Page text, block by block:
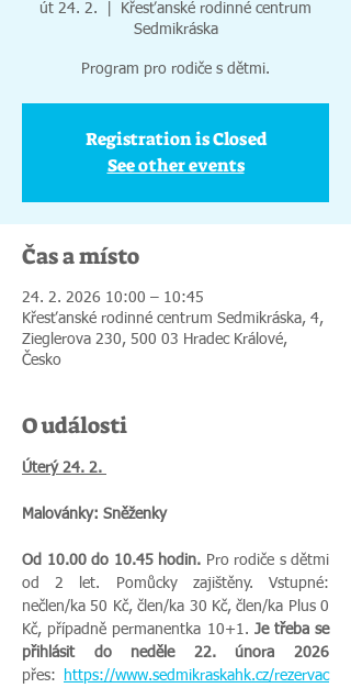
út 24. 2.
Křesťanské rodinné centrum
Sedmikráska
Program pro rodiče s dětmi.
Registration is Closed
See other events
Čas a místo
24. 2. 2026 10:00 – 10:45
Křesťanské rodinné centrum Sedmikráska, 4,
Zieglerova 230, 500 03 Hradec Králové,
Česko
O události
Úterý 24. 2.
Malovánky: Sněženky
Od 10.00 do 10.45 hodin. Pro rodiče s dětmi
od 2 let. Pomůcky zajištěny. Vstupné:
nečlen/ka 50 Kč, člen/ka 30 Kč, člen/ka Plus 0
Kč, případně permanentka 10+1. Je třeba se
přes:
https://www.sedmikraskahk.cz/rezervac